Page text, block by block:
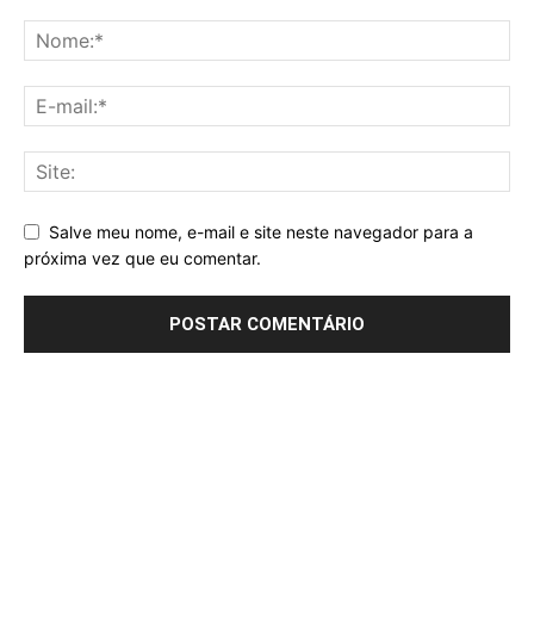
Salve meu nome, e-mail e site neste navegador para a
próxima vez que eu comentar.